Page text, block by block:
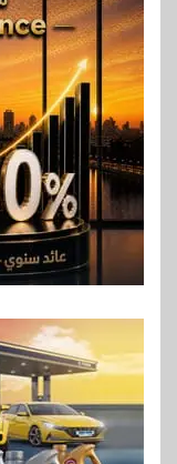
6
7
8